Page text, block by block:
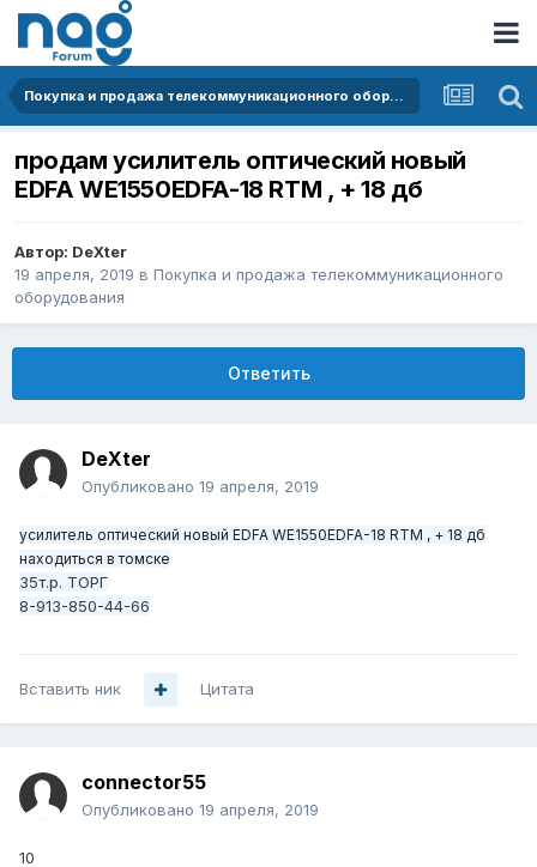
Покупка и продажа телекоммуникационного оборудования
продам усилитель оптический новый
EDFA WE1550EDFA-18 RTM , + 18 д б
Автор: DeXter
19 апреля, 2019 в Покупка и продажа телекоммуникационного
оборудования
Ответить
DeXter
Опубликовано 19 апреля, 2019
усилитель оптический новый EDFA WE1550EDFA-18 RTM , + 18 дб
находиться в томске
35т.р. ТОРГ
8-913-850-44-66
Вставить ник Цитата
connector55
Опубликовано 19 апреля, 2019
10